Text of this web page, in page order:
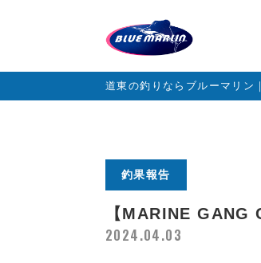
道東の釣りならブルーマリン
釣果報告
【MARINE GANG
2024.04.03